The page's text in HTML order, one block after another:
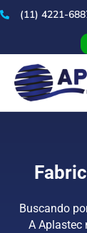
(11) 4221-
Buscando
A Aplastec